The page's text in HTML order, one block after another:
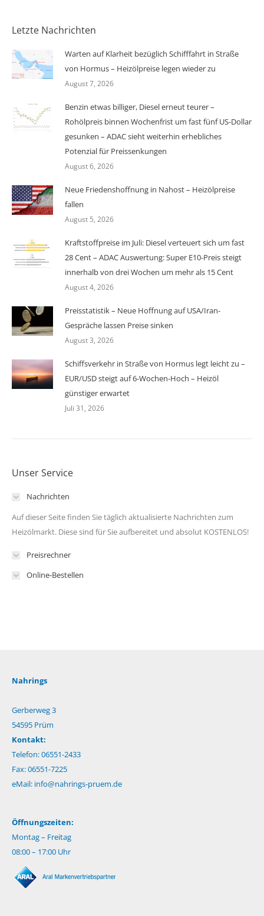
Letzte Nachrichten
Warten auf Klarheit bezüglich Schifffahrt in Straße
von Hormus – Heizölpreise legen wieder zu
August 7, 2026
Benzin etwas billiger, Diesel erneut teurer –
Rohölpreis binnen Wochenfrist um fast fünf US-Dollar
gesunken – ADAC sieht weiterhin erhebliches
Potenzial für Preissenkungen
August 6, 2026
Neue Friedenshoffnung in Nahost – Heizölpreise
fallen
August 5, 2026
Kraftstoffpreise im Juli: Diesel verteuert sich um fast
28 Cent – ADAC Auswertung: Super E10-Preis steigt
innerhalb von drei Wochen um mehr als 15 Cent
August 4, 2026
Preisstatistik – Neue Hoffnung auf USA/Iran-
Gespräche lassen Preise sinken
August 3, 2026
Schiffsverkehr in Straße von Hormus legt leicht zu –
EUR/USD steigt auf 6-Wochen-Hoch – Heizöl
günstiger erwartet
Juli 31, 2026
Unser Service
Nachrichten
Auf dieser Seite finden Sie täglich aktualisierte Nachrichten zum
Heizölmarkt. Diese sind für Sie aufbereitet und absolut KOSTENLOS!
Preisrechner
Online-Bestellen
Nahrings
Gerberweg 3
54595 Prüm
Kontakt:
Telefon: 06551-2433
Fax: 06551-7225
eMail: info@nahrings-pruem.de
Öffnungszeiten:
Montag – Freitag
08:00 – 17:00 Uhr